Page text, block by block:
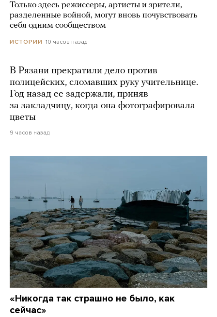
Только здесь режиссеры, артисты и зрители,
разделенные войной, могут вновь почувствовать
себя одним сообществом
ИСТОРИИ 10 часов назад
В Рязани прекратили дело против
полицейских, сломавших руку учительнице.
Год назад ее задержали, приняв
за закладчицу, когда она фотографировала
цветы
9 часов назад
«Никогда так страшно не было, как
сейчас»